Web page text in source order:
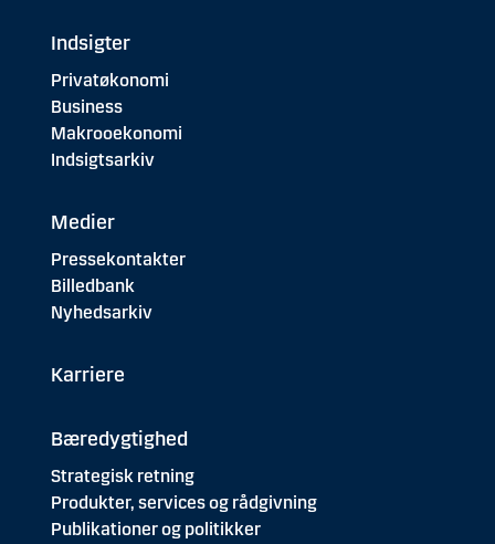
Indsigter
Privatøkonomi
Business
Makrooekonomi
Indsigtsarkiv
Medier
Pressekontakter
Billedbank
Nyhedsarkiv
Karriere
Bæredygtighed
Strategisk retning
Produkter, services og rådgivning
Publikationer og politikker